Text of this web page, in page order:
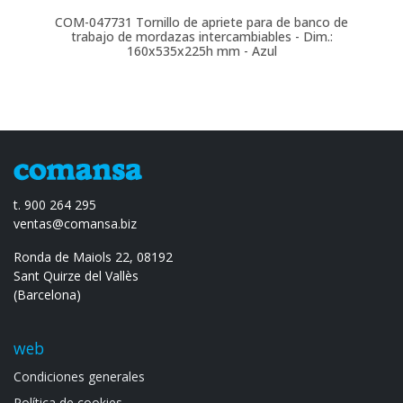
COM-047731 Tornillo de apriete para de banco de
trabajo de mordazas intercambiables - Dim.:
160x535x225h mm - Azul
t. 900 264 295
ventas@comansa.biz
Ronda de Maiols 22, 08192
Sant Quirze del Vallès
(Barcelona)
web
Condiciones generales